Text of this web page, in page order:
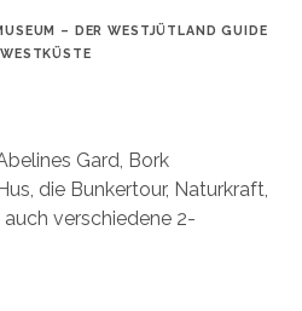
– DER WESTJÜTLAND GUIDE
Gard, Bork
die Bunkertour, Naturkraft,
verschiedene 2-